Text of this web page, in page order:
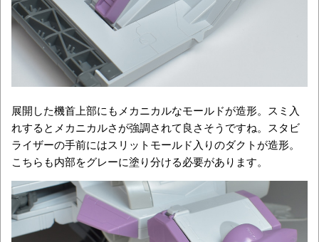
展開した機首上部にもメカニカルなモールドが造形。スミ入
れするとメカニカルさが強調されて良さそうですね。スタビ
ライザーの手前にはスリットモールド入りのダクトが造形。
こちらも内部をグレーに塗り分ける必要があります。